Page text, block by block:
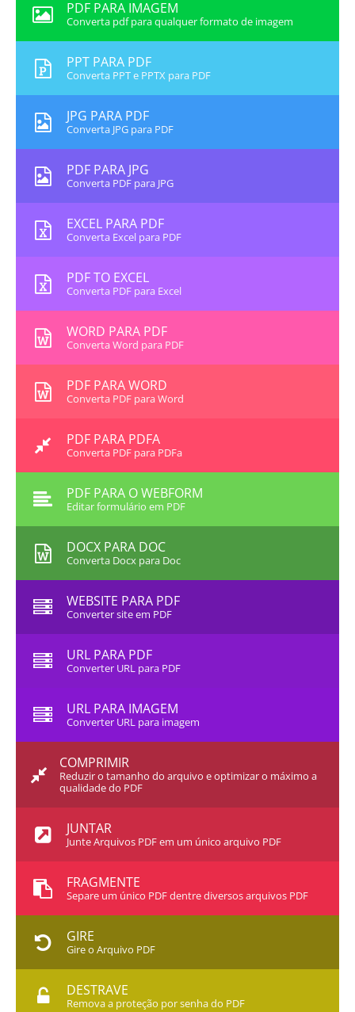
PDF PARA IMAGEM
Converta pdf para qualquer formato de imagem
PPT PARA PDF
Converta PPT e PPTX para PDF
JPG PARA PDF
Converta JPG para PDF
PDF PARA JPG
Converta PDF para JPG
EXCEL PARA PDF
Converta Excel para PDF
PDF TO EXCEL
Converta PDF para Excel
WORD PARA PDF
Converta Word para PDF
PDF PARA WORD
Converta PDF para Word
PDF PARA PDFA
Converta PDF para PDFa
PDF PARA O WEBFORM
Editar formulário em PDF
DOCX PARA DOC
Converta Docx para Doc
WEBSITE PARA PDF
Converter site em PDF
URL PARA PDF
Converter URL para PDF
URL PARA IMAGEM
Converter URL para imagem
COMPRIMIR
Reduzir o tamanho do arquivo e optimizar o máximo a
qualidade do PDF
JUNTAR
Junte Arquivos PDF em um único arquivo PDF
FRAGMENTE
Separe um único PDF dentre diversos arquivos PDF
GIRE
Gire o Arquivo PDF
DESTRAVE
Remova a proteção por senha do PDF